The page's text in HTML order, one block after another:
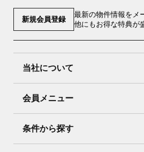
新規会員登録
最新の物件情報をメ
他にもお得な特典が
当社について
会員メニュー
条件から探す